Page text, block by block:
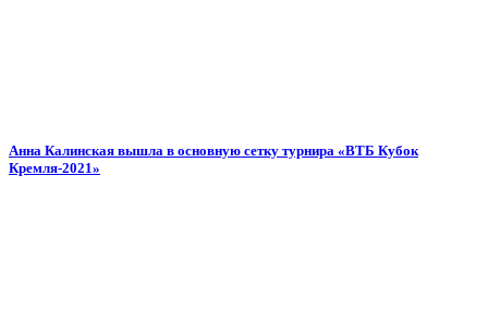
Анна Калинская вышла в основную сетку турнира «ВТБ Кубок
Кремля-2021»